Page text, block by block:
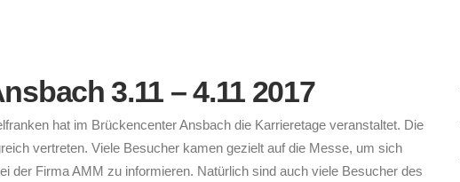
3.11 – 4.11 2017
hat im Brückencenter Ansbach die Karrieretage veranstaltet. Die
vertreten. Viele Besucher kamen gezielt auf die Messe, um sich
der Firma AMM zu informieren. Natürlich sind auch viele Besucher des